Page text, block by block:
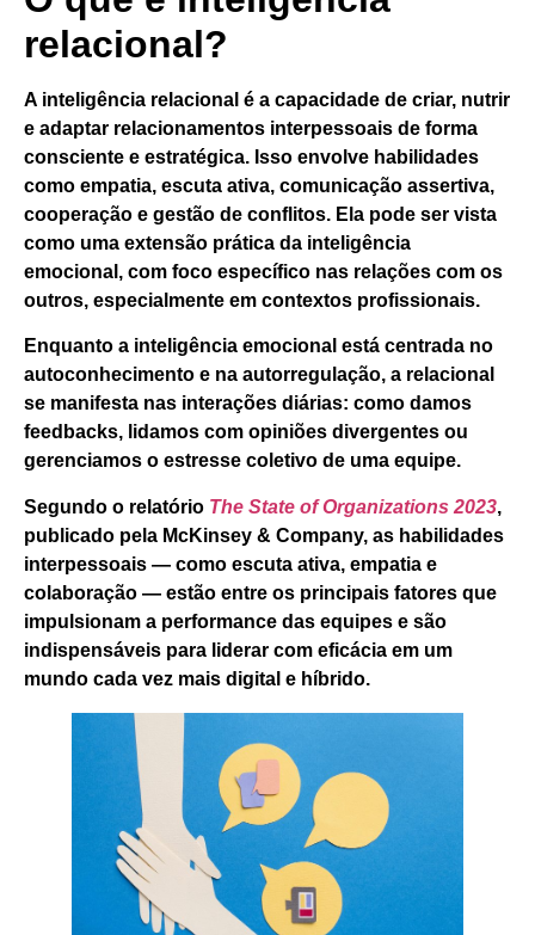
relacional?
A inteligência relacional é a capacidade de criar, nutrir
e adaptar relacionamentos interpessoais de forma
consciente e estratégica. Isso envolve habilidades
como empatia, escuta ativa, comunicação assertiva,
cooperação e gestão de conflitos. Ela pode ser vista
como uma extensão prática da inteligência
emocional, com foco específico nas relações com os
outros, especialmente em contextos profissionais.
Enquanto a inteligência emocional está centrada no
autoconhecimento e na autorregulação, a relacional
se manifesta nas interações diárias: como damos
feedbacks, lidamos com opiniões divergentes ou
gerenciamos o estresse coletivo de uma equipe.
Segundo o relatório The State of Organizations 2023,
publicado pela McKinsey & Company, as habilidades
interpessoais — como escuta ativa, empatia e
colaboração — estão entre os principais fatores que
impulsionam a performance das equipes e são
indispensáveis para liderar com eficácia em um
mundo cada vez mais digital e híbrido.